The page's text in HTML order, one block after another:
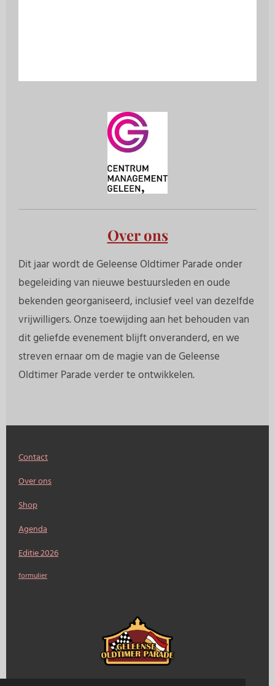
Over ons
Dit jaar wordt de Geleense Oldtimer Parade onder
begeleiding van nieuwe bestuursleden en oude
bekenden georganiseerd, inclusief veel van dezelfde
vrijwilligers.Onze toewijding aan het behouden van
dit geliefde evenement blijft onveranderd, en we
streven ernaar om de magie van de Geleense
Oldtimer Parade verder te ontwikkelen.
Contact
Over ons
Shop
Agenda
Editie 2026
formulier